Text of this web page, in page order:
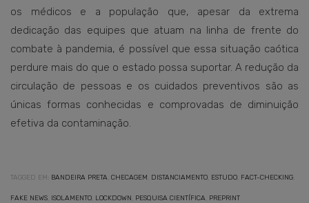
os médicos e a população que, apesar da extrema
dedicação das equipes que atuam na linha de frente do
combate à pandemia, é possível que essa situação caótica
perdure mais do que o estado possa suportar. A redução da
circulação de pessoas e os cuidados preventivos são as
únicas formas conhecidas e comprovadas de diminuição
efetiva da contaminação.
TAGGED EM: BANDEIRA PRETA CHECAGEM DISTANCIAMENTO ESTUDO FACT-CHECKING
FAKE NEWS ISOLAMENTO LOCKDOWN PESQUISA CIENTÍFICA PREPRINT